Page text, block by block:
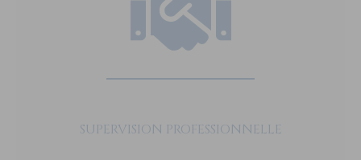
SUPERVISION PROFESSIONNELLE